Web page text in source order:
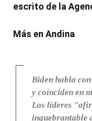
escrito de la
Más en Andina
Biden habla
y coinciden en
Los líderes
inquebrantable